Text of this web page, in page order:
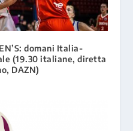
domani Italia-
(19.30 italiane, diretta
DAZN)